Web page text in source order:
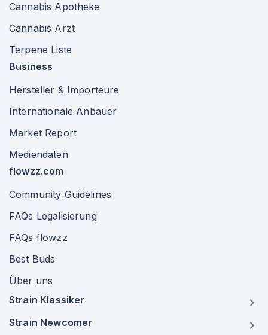
Cannabis Apotheke
Cannabis Arzt
Terpene Liste
Business
Hersteller & Importeure
Internationale Anbauer
Market Report
Mediendaten
flowzz.com
Community Guidelines
FAQs Legalisierung
FAQs flowzz
Best Buds
Über uns
Strain Klassiker
Strain Newcomer